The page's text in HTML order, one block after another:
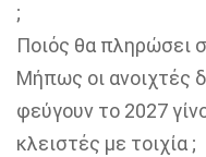
;
Ποιός θα πληρώσει
Μήπως οι ανοιχτές
φεύγουν το 2027
κλειστές με τοιχία ;